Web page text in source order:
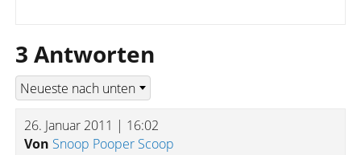
3 Antworten
26. Januar 2011 | 16:02
Von Snoop Pooper Scoop